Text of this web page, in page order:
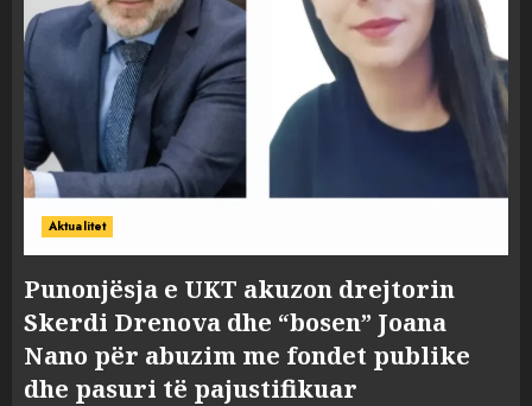
Aktualitet
Punonjësja e UKT akuzon drejtorin
Skerdi Drenova dhe “bosen” Joana
Nano për abuzim me fondet publike
dhe pasuri të pajustifikuar